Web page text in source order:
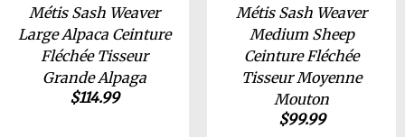
Métis Sash Weaver
Large Alpaca Ceinture
Fléchée Tisseur
Grande Alpaga
$114.99
Métis Sash Weaver
Medium Sheep
Ceinture Fléchée
Tisseur Moyenne
Mouton
$99.99